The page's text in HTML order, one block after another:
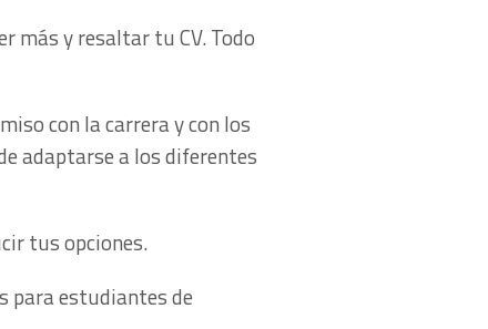
más y resaltar tu CV. Todo
con la carrera y con los
adaptarse a los diferentes
tus opciones.
para estudiantes de